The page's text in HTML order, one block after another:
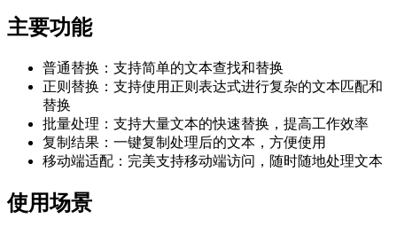
主要功能
普通替换：支持简单的文本查找和替换
正则替换：支持使用正则表达式进行复杂的文本匹配和
替换
批量处理：支持大量文本的快速替换，提高工作效率
复制结果：一键复制处理后的文本，方便使用
移动端适配：完美支持移动端访问，随时随地处理文本
使用场景